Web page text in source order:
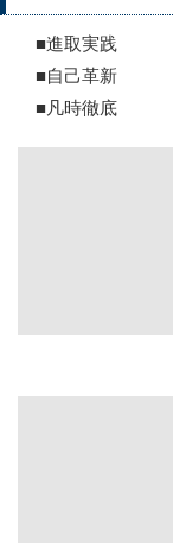
■進取実践
■自己革新
■凡時徹底